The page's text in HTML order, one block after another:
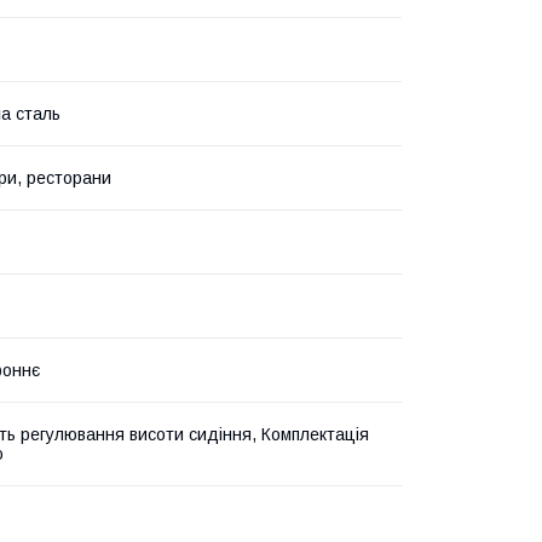
сталь
ресторани
регулювання висоти сидіння, Комплектація